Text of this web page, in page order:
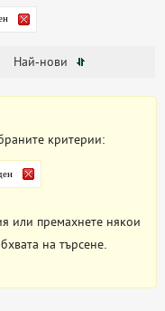
Най-нови
критерии:
или премахнете някои
на търсене.